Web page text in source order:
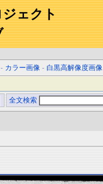
ェクト
- カラー画像 - 白黒高解像度画像
全文検索